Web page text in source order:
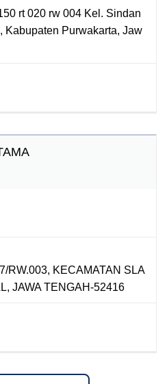
rt 020 rw 004 Kel. Sindan
Kabupaten Purwakarta, Jaw
RW.003, KECAMATAN SLA
JAWA TENGAH-52416